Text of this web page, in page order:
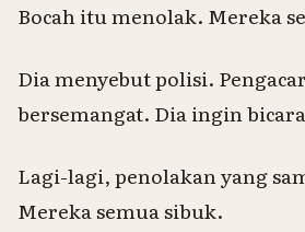
Bocah itu menolak. Mereka
Dia menyebut polisi.
bersemangat. Dia ingin
Lagi-lagi, penolakan yang
Mereka semua sibuk.